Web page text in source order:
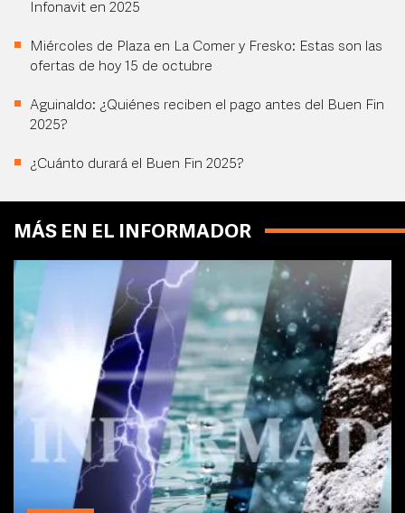
Infonavit en 2025
Miércoles de Plaza en La Comer y Fresko: Estas son las
ofertas de hoy 15 de octubre
Aguinaldo: ¿Quiénes reciben el pago antes del Buen Fin
2025?
¿Cuánto durará el Buen Fin 2025?
MÁS EN EL INFORMADOR